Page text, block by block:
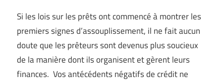
Si les lois sur les prêts ont commencé à montrer les
premiers signes d’assouplissement, il ne fait aucun
doute que les prêteurs sont devenus plus soucieux
de la manière dont ils organisent et gèrent leurs
finances. Vos antécédents négatifs de crédit ne